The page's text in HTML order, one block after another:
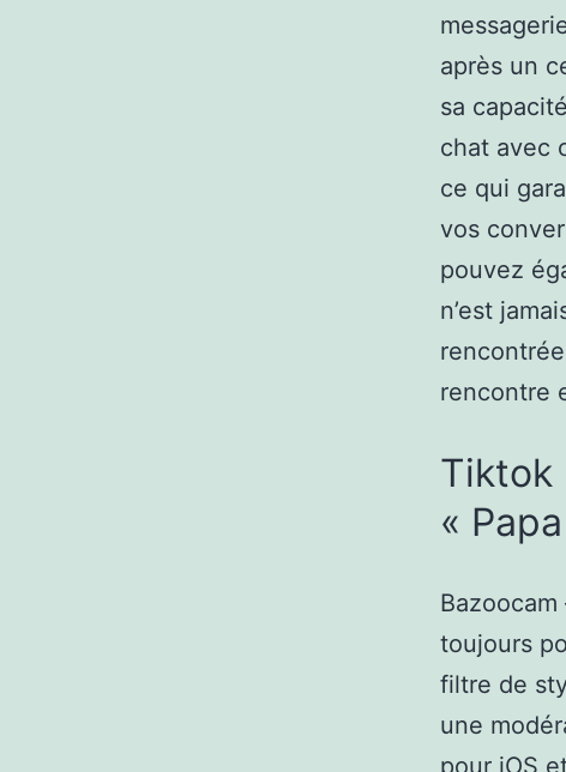
après un
sa
chat avec
ce qui
vos
pouvez
n’est
rencontre
Tiktok
«
toujours
filtre de
une
pour iOS